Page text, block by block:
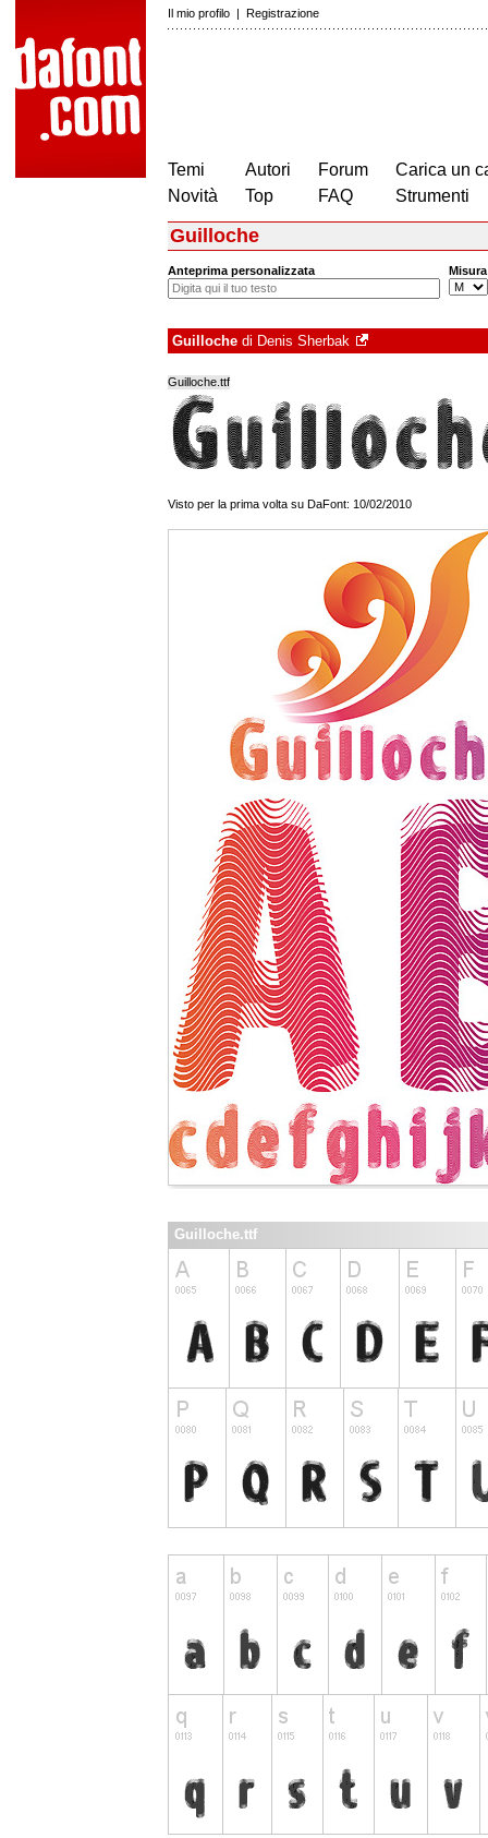
Il mio profilo | Registrazione
Temi
Novità
Autori
Top
Forum
FAQ
Carica un
Strumenti
Guilloche
Anteprima personalizzata Misura
Guilloche di Denis Sherbak
Guilloche.ttf
Visto per la prima volta su DaFont: 10/02/2010
Guilloche.ttf